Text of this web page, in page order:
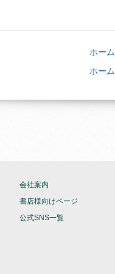
ホーム
ホーム
会社案内
書店様向けページ
公式SNS一覧